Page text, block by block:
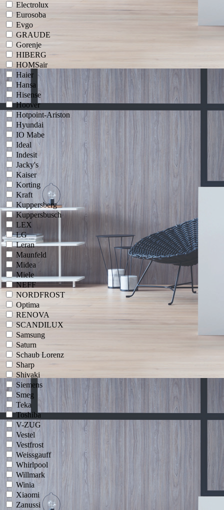
Electrolux
Eurosoba
Evgo
GRAUDE
Gorenje
HIBERG
HOMSair
Haier
Hansa
Hisense
Hoover
Hotpoint-Ariston
Hyundai
IO Mabe
Ideal
Indesit
Jacky's
Kaiser
Korting
Kraft
Kuppersberg
Kuppersbusch
LEX
LG
Leran
Maunfeld
Midea
Miele
NEFF
NORDFROST
Optima
RENOVA
SCANDILUX
Samsung
Saturn
Schaub Lorenz
Sharp
Shivaki
Siemens
Smeg
Teka
Toshiba
V-ZUG
Vestel
Vestfrost
Weissgauff
Whirlpool
Willmark
Winia
Xiaomi
Zanussi